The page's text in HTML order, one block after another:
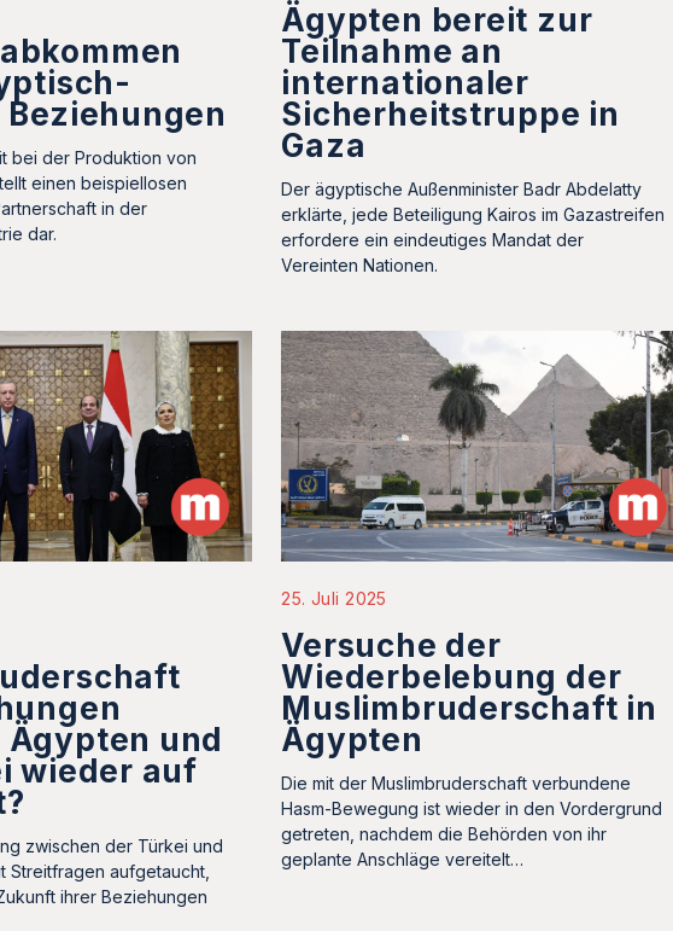
bei der Produktion von
einen beispiellosen
in der
dar.
Ägypten bereit zur
Teilnahme an
internationaler
Sicherheitstruppe in
Gaza
Der ägyptische Außenminister Badr Abdelatty
erklärte, jede Beteiligung Kairos im Gazastreifen
erfordere ein eindeutiges Mandat der
Vereinten Nationen.
und
wieder auf
zwischen der Türkei und
Streitfragen aufgetaucht,
ihrer Beziehungen
25. Juli 2025
Versuche der
Wiederbelebung der
Muslimbruderschaft in
Ägypten
Die mit der Muslimbruderschaft verbundene
Hasm-Bewegung ist wieder in den Vordergrund
getreten, nachdem die Behörden von ihr
geplante Anschläge vereitelt…